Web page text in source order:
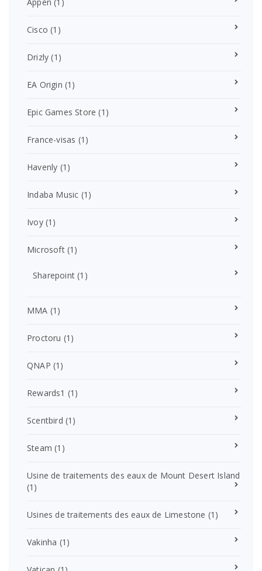
Cisco (1)
Drizly (1)
EA Origin (1)
Epic Games Store (1)
France-visas (1)
Havenly (1)
Indaba Music (1)
Ivoy(1)
Microsoft(1)
Sharepoint (1)
MMA (1)
Proctoru (1)
QNAP (1)
Rewards1 (1)
Scentbird (1)
Steam (1)
Usine de traitements des eaux de Mount Desert Island
(1)
Usines de traitements des eaux de Limestone (1)
Vakinha (1)